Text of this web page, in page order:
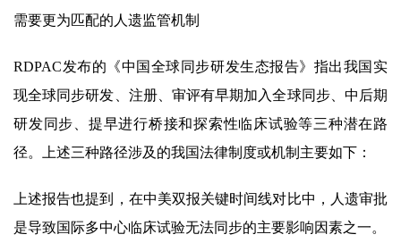
需要更为匹配的人遗监管机制
RDPAC发布的《中国全球同步研发生态报告》指出我国实
现全球同步研发、注册、审评有早期加入全球同步、中后期
研发同步、提早进行桥接和探索性临床试验等三种潜在路
径。上述三种路径涉及的我国法律制度或机制主要如下：
上述报告也提到，在中美双报关键时间线对比中，人遗审批
是导致国际多中心临床试验无法同步的主要影响因素之一。